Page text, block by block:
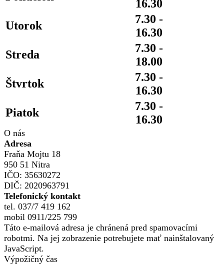
16.30
Utorok
7.30 -
16.30
Streda
7.30 -
18.00
Štvrtok
7.30 -
16.30
Piatok
7.30 -
16.30
O nás
Adresa
Fraňa Mojtu 18
950 51 Nitra
IČO: 35630272
DIČ: 2020963791
Telefonický kontakt
tel. 037/7 419 162
mobil 0911/225 799
Táto e-mailová adresa je chránená pred spamovacími
robotmi. Na jej zobrazenie potrebujete mať nainštalovaný
JavaScript.
Výpožičný čas